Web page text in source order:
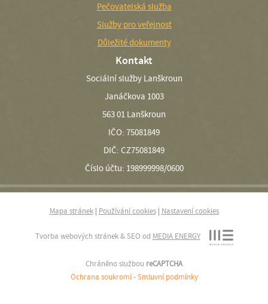
Pečovatelská služba
Služby pro veřejnost
Důležité dokumenty
Kontakt
Sociální služby Lanškroun
Janáčkova 1003
563 01 Lanškroun
IČO: 75081849
DIČ: CZ75081849
Číslo účtu: 198999998/0600
Mapa stránek| Používání cookies| Nastavení cookies
Tvorba webových stránek & SEO od MEDIA ENERGY
Chráněno službou reCAPTCHA
Ochrana soukromí -Smluvní podmínky